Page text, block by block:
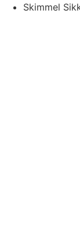
Skimmel